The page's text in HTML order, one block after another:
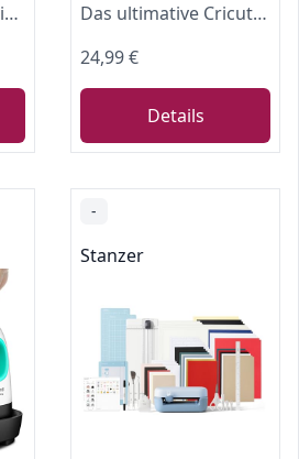
Cricut Joy™ 2 Essential Bundle + Digitale Inhalte. Intelligente kompakte Schneidemaschine – perfekt für Projekte wie individuelle Karten, einfache Aufkleber & Etiketten
Das ultimative Cricut-Buch: Das große Werk- und Ideenbuch für alle Cricut-Schneidemaschinen für Einsteiger und Fortgeschrittene.
24,99 €
Details
-
Stanzer